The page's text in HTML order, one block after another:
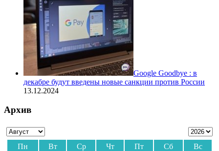
Google Goodbye : в
декабре будут введены новые санкции против России
13.12.2024
Архив
Пн Вт Ср Чт Пт Сб
Вс